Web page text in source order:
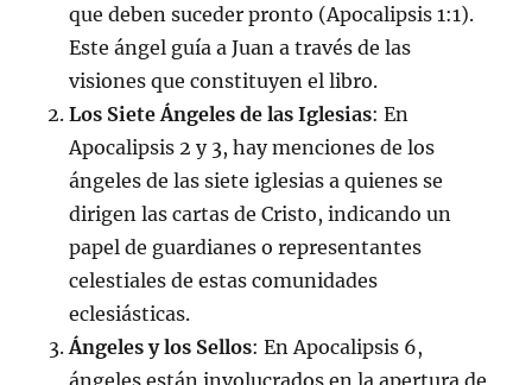
que deben suceder pronto (Apocalipsis 1:1).
Este ángel guía a Juan a través de las
visiones que constituyen el libro.
Los Siete Ángeles de las Iglesias: En
Apocalipsis 2 y 3, hay menciones de los
ángeles de las siete iglesias a quienes se
dirigen las cartas de Cristo, indicando un
papel de guardianes o representantes
celestiales de estas comunidades
eclesiásticas.
Ángeles y los Sellos: En Apocalipsis 6,
ángeles están involucrados en la apertura de